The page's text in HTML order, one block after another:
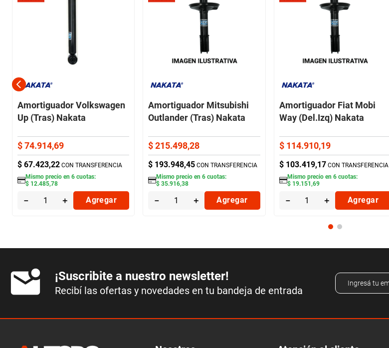
Amortiguador Volkswagen
Up (Tras) Nakata
$74.914,69
$ 67.423,22 CON TRANSFERENCIA
Mismo precio en 6cuotas:
$ 12.485,78
＋
－ Agregar
Amortiguador Mitsubishi
Outlander (Tras) Nakata
$ 215.498,28
$ 193.948,45 CON TRANSFERENCIA
Mismo precio en6 cuotas:
$ 35.916,38
＋
－ Agregar
Amortiguador Fiat Mobi
Way (Del.Izq) Nakata
$ 114.910,19
$ 103.419,17 CON TRANSFERENCIA
Mismo precio en 6cuotas:
$ 19.151 ,69
＋
－ Agregar
¡Suscribite a nuestro newsletter!
Recibí las ofertas y novedades en tu bandeja de entrada